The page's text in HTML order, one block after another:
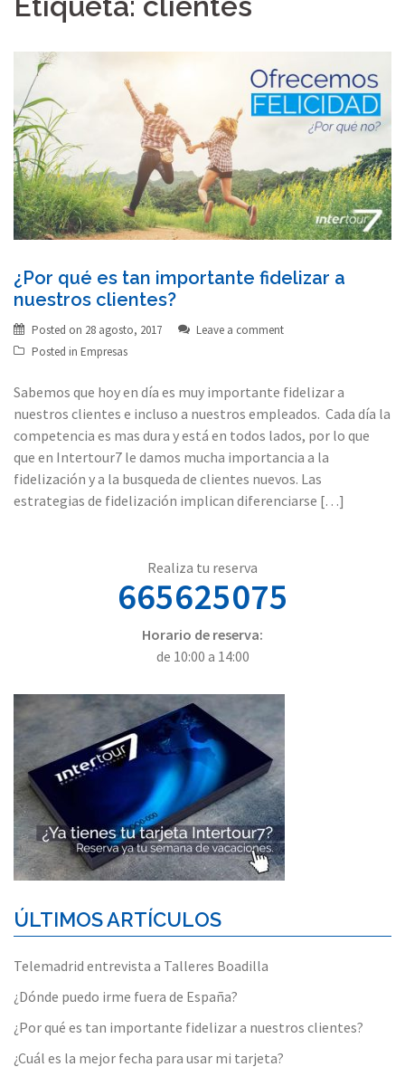
¿Por qué es tan importante fidelizar a
nuestros clientes?
Posted on 28 agosto, 2017
Leave a comment
Posted in Empresas
Sabemos que hoy en día es muy importante fidelizar a
nuestros clientes e incluso a nuestros empleados. Cada día la
competencia es mas dura y está en todos lados, por lo que
que en Intertour7 le damos mucha importancia a la
fidelización y a la busqueda de clientes nuevos. Las
estrategias de fidelización implican diferenciarse […]
Realiza tu reserva
665625075
Horario de reserva:
de 10:00 a 14:00
ÚLTIMOS ARTÍCULOS
Telemadrid entrevista a Talleres Boadilla
¿Dónde puedo irme fuera de España?
¿Por qué es tan importante fidelizar a nuestros clientes?
¿Cuál es la mejor fecha para usar mi tarjeta?